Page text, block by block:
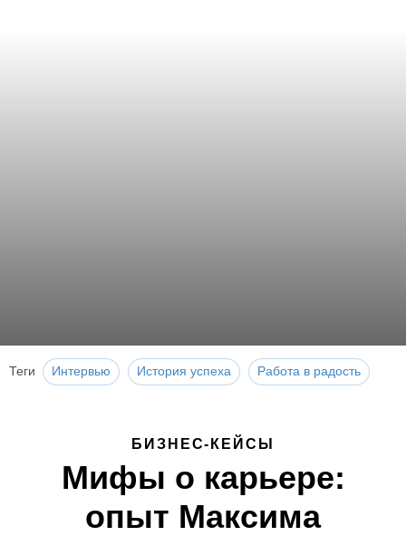
Теги Интервью История успеха Работа в радость
БИЗНЕС-КЕЙСЫ
Мифы о карьере:
опыт Максима